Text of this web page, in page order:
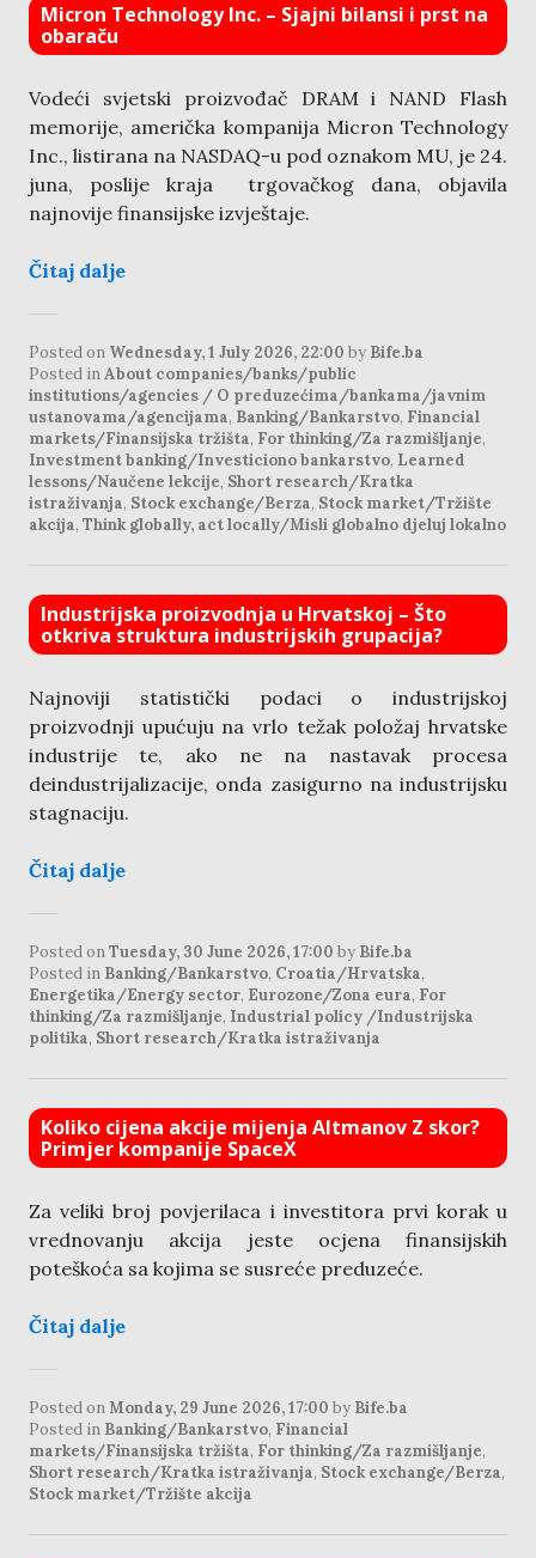
Micron Technology Inc. – Sjajni bilansi i prst na
obaraču
Vodeći svjetski proizvođač DRAM i NAND Flash
memorije, američka kompanija Micron Technology
Inc., listirana na NASDAQ-u pod oznakom MU, je 24.
juna, poslije kraja trgovačkog dana, objavila
najnovije finansijske izvještaje.
Čitaj dalje
Posted on Wednesday, 1 July 2026, 22:00 by Bife.ba
Posted inAbout companies/banks/public
institutions/agencies / O preduzećima/bankama/javnim
ustanovama/agencijama, Banking/Bankarstvo, Financial
markets/Finansijska tržišta, For thinking/Za razmišljanje,
Investment banking/Investiciono bankarstvo, Learned
lessons/Naučene lekcije, Short research/Kratka
istraživanja, Stock exchange/Berza, Stock market/Tržište
akcija, Think globally, act locally/Misli globalno djeluj lokalno
Industrijska proizvodnja u Hrvatskoj – Što
otkriva struktura industrijskih grupacija?
Najnoviji statistički podaci o industrijskoj
proizvodnji upućuju na vrlo težak položaj hrvatske
industrije te, ako ne na nastavak procesa
deindustrijalizacije, onda zasigurno na industrijsku
stagnaciju.
Čitaj dalje
Posted onTuesday, 30 June 2026, 17:00 by Bife.ba
Posted in Banking/Bankarstvo, Croatia/Hrvatska,
Energetika/Energy sector, Eurozone/Zona eura, For
thinking/Za razmišljanje, Industrial policy /Industrijska
politika, Short research/Kratka istraživanja
Koliko cijena akcije mijenja Altmanov Z skor?
Primjer kompanije SpaceX
Za veliki broj povjerilaca i investitora prvi korak u
vrednovanju akcija jeste ocjena finansijskih
poteškoća sa kojima se susreće preduzeće.
Čitaj dalje
Posted on Monday, 29 June 2026, 17:00 by Bife.ba
Posted in Banking/Bankarstvo, Financial
markets/Finansijska tržišta, For thinking/Za razmišljanje,
Short research/Kratka istraživanja, Stock exchange/Berza,
Stock market/Tržište akcija